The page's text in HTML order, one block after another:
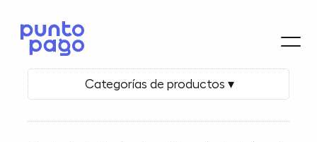
Categorías de productos ▾